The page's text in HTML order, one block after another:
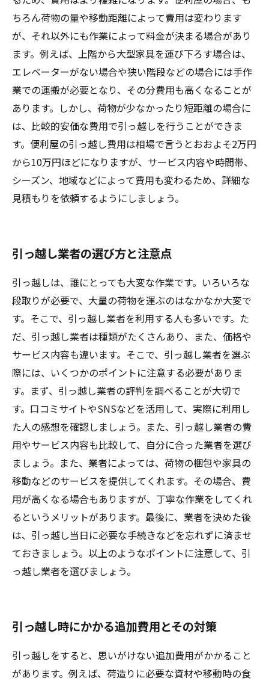
ちろん荷物の量や移動距離によって費用は変わります
が、それ以外にも作業によって料金が決まる場合があり
ます。例えば、上階から大型家具を運び下ろす場合は、
エレベーターがない場合や狭い階段などの場合には手作
業での運搬が必要となり、その分費用も高くなることが
あります。しかし、荷物が少なかったり短距離の場合に
は、比較的安価な費用で引っ越しを行うことができま
す。便利屋の引っ越し費用は相場で言うとおおよそ2万円
から10万円ほどになりますが、サービス内容や時間帯、
シーズン、地域などによって費用も変わるため、詳細な
見積もりを依頼するようにしましょう。
引っ越し業者の選び方と注意点
引っ越しは、誰にとっても大変な作業です。いろいろな
段取りが必要で、大量の荷物を運ぶのはなかなか大変で
す。そこで、引っ越し業者を利用する人も多いです。た
だ、引っ越し業者は種類がたくさんあり、また、価格や
サービス内容も違います。そこで、引っ越し業者を選ぶ
際には、いくつかのポイントに注意する必要がありま
す。まず、引っ越し業者の評判を調べることが大切で
す。口コミサイトやSNSなどを活用して、実際に利用し
た人の感想を確認しましょう。また、引っ越し業者の費
用やサービス内容も比較して、自分に合った業者を選び
ましょう。また、業者によっては、荷物の梱包や家具の
移動などのサービスを提供してくれます。その場合、費
用が高くなる場合もありますが、丁寧な作業をしてくれ
るというメリットがあります。最後に、業者を決めた後
は、引っ越し当日に必要な手続きなどを忘れずに済ませ
ておきましょう。以上のようなポイントに注意して、引
っ越し業者を選びましょう。
引っ越し時にかかる追加費用とその対策
引っ越しをすると、思いがけない追加費用がかかること
があります。例えば、荷造りに必要な資材や移動時の食